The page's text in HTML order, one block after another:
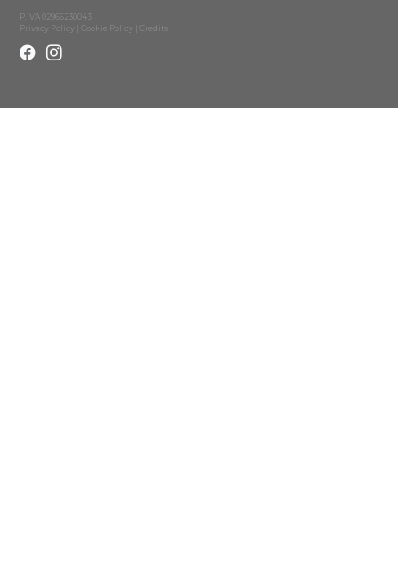
P.IVA 02966230043
Privacy Policy
Cookie Policy Credits